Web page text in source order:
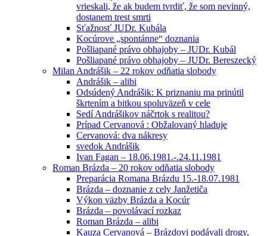
vrieskali, že ak budem tvrdiť, že som nevinný,
dostanem trest smrti
Sťažnosť JUDr. Kubála
Kocúrove „spontánne“ doznania
Pošliapané právo obhajoby – JUDr. Kubál
Pošliapané právo obhajoby – JUDr. Bereszecký
Milan Andrášik – 22 rokov odňatia slobody
Andrášik – alibi
Odsúdený Andrášik: K priznaniu ma prinútil
škrtením a bitkou spoluväzeň v cele
Sedí Andrášikov náčrtok s realitou?
Prípad Cervanová : Obžalovaný hladuje
Cervanová: dva nákresy
svedok Andrášik
Ivan Fagan – 18.06.1981.-.24.11.1981
Roman Brázda – 20 rokov odňatia slobody
Preparácia Romana Brázdu 15.-18.07.1981
Brázda – doznanie z cely Janžetiča
Výkon väzby Brázda a Kocúr
Brázda – povolávací rozkaz
Roman Brázda – alibi
Kauza Cervanová – Brázdovi podávali drogy,